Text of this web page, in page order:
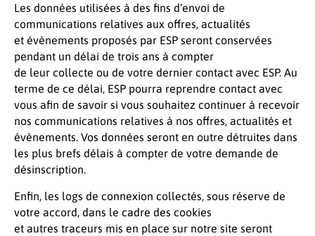
Les données utilisées à des fins d’envoi de
communications relatives aux offres, actualités
et évènements proposés par ESP seront conservées
pendant un délai de trois ans à compter
de leur collecte ou de votre dernier contact avec ESP. Au
terme de ce délai, ESP pourra reprendre contact avec
vous afin de savoir si vous souhaitez continuer à recevoir
nos communications relatives à nos offres, actualités et
évènements. Vos données seront en outre détruites dans
les plus brefs délais à compter de votre demande de
désinscription.
Enfin, les logs de connexion collectés, sous réserve de
votre accord, dans le cadre des cookies
et autres traceurs mis en place sur notre site seront